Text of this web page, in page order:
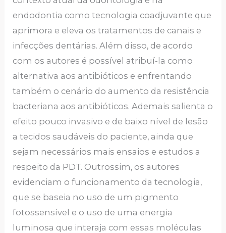
endodontia como tecnologia coadjuvante que
aprimora e eleva os tratamentos de canais e
infecções dentárias. Além disso, de acordo
com os autores é possível atribuí-la como
alternativa aos antibióticos e enfrentando
também o cenário do aumento da resistência
bacteriana aos antibióticos. Ademais salienta o
efeito pouco invasivo e de baixo nível de lesão
a tecidos saudáveis do paciente, ainda que
sejam necessários mais ensaios e estudos a
respeito da PDT. Outrossim, os autores
evidenciam o funcionamento da tecnologia,
que se baseia no uso de um pigmento
fotossensível e o uso de uma energia
luminosa que interaja com essas moléculas